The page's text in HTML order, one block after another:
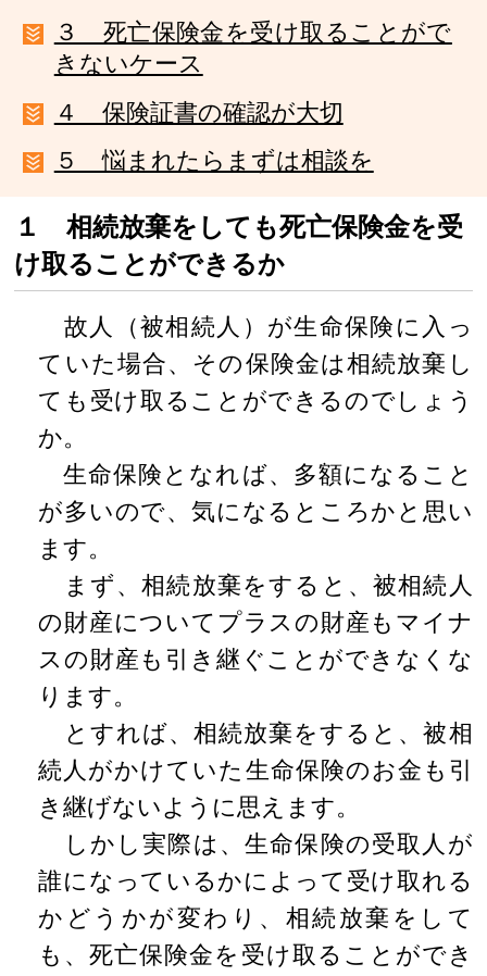
３ 死亡保険金を受け取ることがで
きないケース
４ 保険証書の確認が大切
５ 悩まれたらまずは相談を
１ 相続放棄をしても死亡保険金を受
け取ることができるか
故人（被相続人）が生命保険に入っ
ていた場合、その保険金は相続放棄し
ても受け取ることができるのでしょう
か。
生命保険となれば、多額になること
が多いので、気になるところかと思い
ます。
まず、相続放棄をすると、被相続人
の財産についてプラスの財産もマイナ
スの財産も引き継ぐことができなくな
ります。
とすれば、相続放棄をすると、被相
続人がかけていた生命保険のお金も引
き継げないように思えます。
しかし実際は、生命保険の受取人が
誰になっているかによって受け取れる
かどうかが変わり、相続放棄をして
も、死亡保険金を受け取ることができ